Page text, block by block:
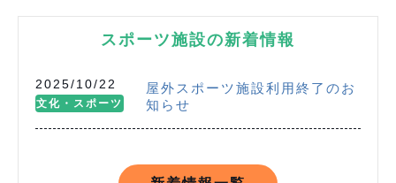
スポーツ施設の新着情報
2025/10/22
文化・スポーツ
屋外スポーツ施設利用終了のお
知らせ